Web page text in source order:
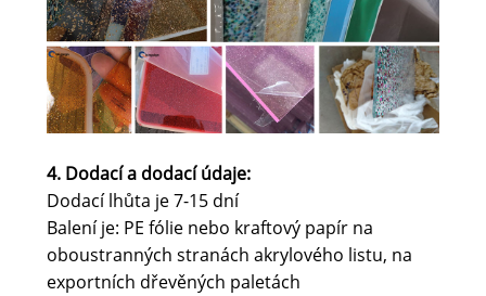
4. Dodací a dodací údaje:
Dodací lhůta je 7-15 dní
Balení je: PE fólie nebo kraftový papír na
oboustranných stranách akrylového listu, na
exportních dřevěných paletách